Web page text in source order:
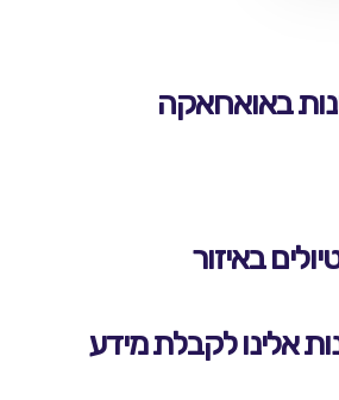
באואחאקה
באיזור
אלינו לקבלת מידע